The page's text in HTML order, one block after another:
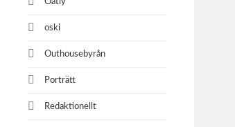
oski
Outhousebyrån
Porträtt
Redaktionellt